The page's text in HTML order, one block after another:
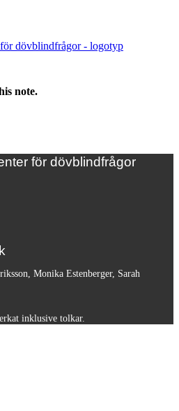
note.
för dövblindfrågor
Monika Estenberger, Sarah
inklusive tolkar.